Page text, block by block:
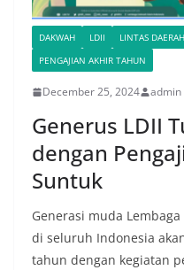
DAKWAH LDII LINTAS DAERAH
PENGAJIAN AKHIR TAHUN
December 25, 2024 admin
Generus LDII
dengan
Suntuk
Generasi muda
di seluruh Indonesia
tahun dengan kegiatan